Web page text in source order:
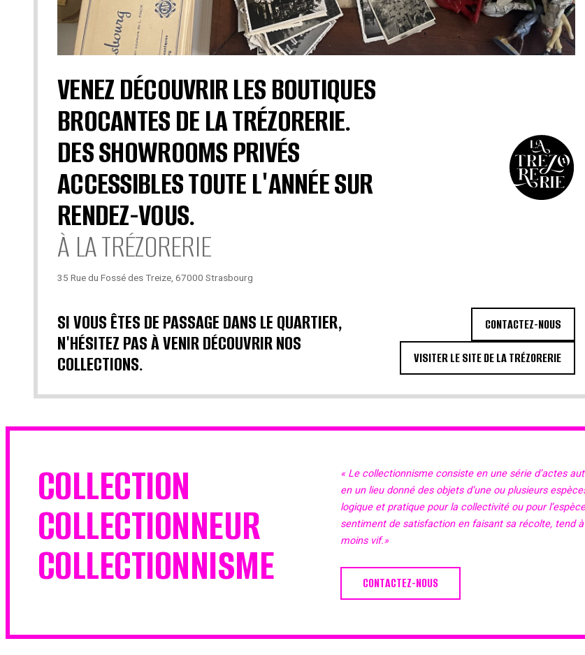
VENEZ DÉCOUVRIR LES BOUTIQUES
BROCANTES DE LA TRÉZORERIE.
DES SHOWROOMS PRIVÉS
ACCESSIBLES TOUTE L'ANNÉE SUR
RENDEZ-VOUS.
À LA TRÉZORERIE
35 Rue du Fossé des Treize, 67000 Strasbourg
SI VOUS ÊTES DE PASSAGE DANS LE QUARTIER,
N'HÉSITEZ PAS À VENIR DÉCOUVRIR NOS
COLLECTIONS.
CONTACTEZ-NOUS
VISITER LE SITE DE LA TRÉZORERIE
COLLECTION
COLLECTIONNEUR
COLLECTIONNISME
« Le collectionnisme consiste en une série d’actes
en un lieu donné des objets d’une ou plusieurs
logique et pratique pour la collectivité ou pour
sentiment de satisfaction en faisant sa récolte, tend
moins vif.»
CONTACTEZ-NOUS